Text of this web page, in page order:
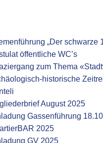
„Der schwarze
öffentliche WC’s
zum Thema
historische
August 2025
Gassenführung
2025
GV 2025